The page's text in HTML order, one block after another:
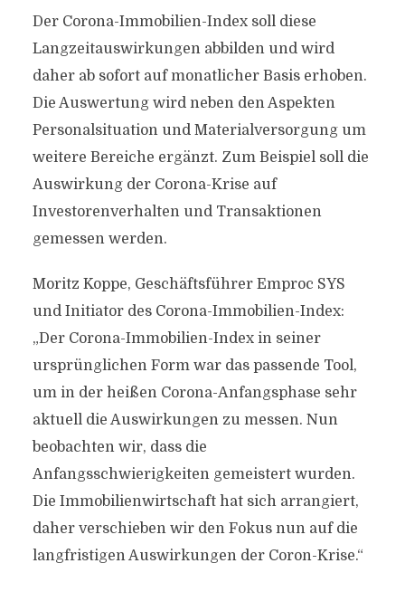
Der Corona-Immobilien-Index soll diese
Langzeitauswirkungen abbilden und wird
daher ab sofort auf monatlicher Basis erhoben.
Die Auswertung wird neben den Aspekten
Personalsituation und Materialversorgung um
weitere Bereiche ergänzt. Zum Beispiel soll die
Auswirkung der Corona-Krise auf
Investorenverhalten und Transaktionen
gemessen werden.
Moritz Koppe, Geschäftsführer Emproc SYS
und Initiator des Corona-Immobilien-Index:
„Der Corona-Immobilien-Index in seiner
ursprünglichen Form war das passende Tool,
um in der heißen Corona-Anfangsphase sehr
aktuell die Auswirkungen zu messen. Nun
beobachten wir, dass die
Anfangsschwierigkeiten gemeistert wurden.
Die Immobilienwirtschaft hat sich arrangiert,
daher verschieben wir den Fokus nun auf die
langfristigen Auswirkungen der Coron-Krise.“